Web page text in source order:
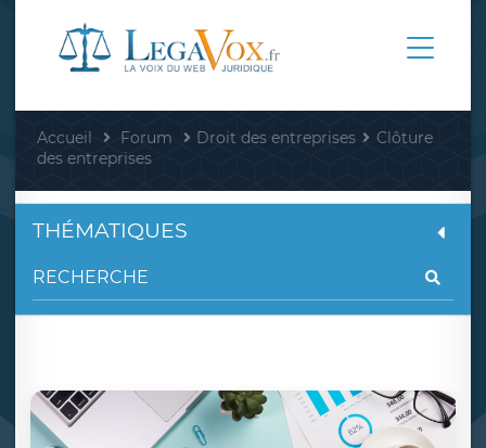
Accueil Forum Droit des entreprises
Clôture
des entreprises
THÉMATIQUES